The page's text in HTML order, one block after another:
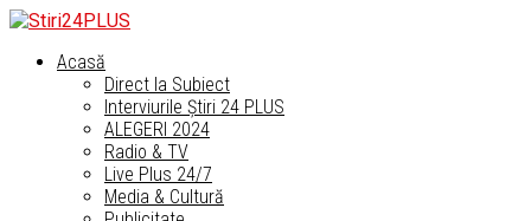
Acasă
Direct la Subiect
Interviurile Știri 24 PLUS
ALEGERI 2024
Radio & TV
Live Plus 24/7
Media & Cultură